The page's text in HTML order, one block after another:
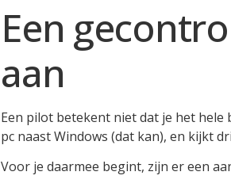
Een
aan
Een pilot betekent niet dat je het hele
pc naast Windows (dat kan), en kijkt
Voor je daarmee begint, zijn er een